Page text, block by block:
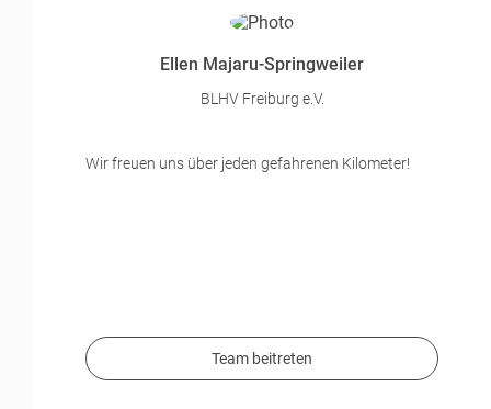
Ellen Majaru-Springweiler
BLHV Freiburg e.V.
Wir freuen uns über jeden gefahrenen Kilometer!
Team beitreten